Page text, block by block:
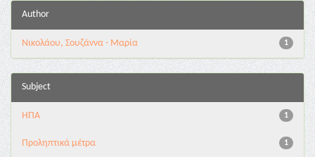
Author
1
Νικολάου, Σουζάννα - Μαρία
Subject
1
ΗΠΑ
1
Προληπτικά μέτρα